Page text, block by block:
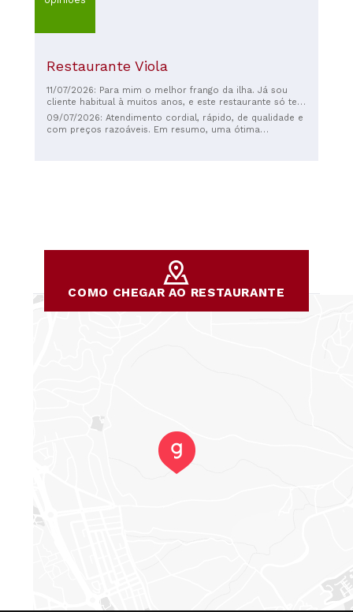
Restaurante Viola
11/07/2026: Para mim o melhor frango da ilha. Já sou
cliente habitual à muitos anos, e este restaurante só tem
tendência a melhorar.
09/07/2026: Atendimento cordial, rápido, de qualidade e
com preços razoáveis. Em resumo, uma ótima
COMO CHEGAR AO RESTAURANTE